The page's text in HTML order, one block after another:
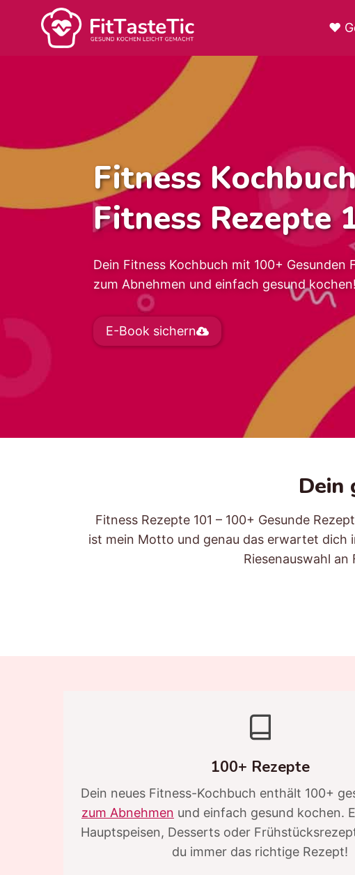
springen
♥
Fitness
Fitness Rezepte
Dein Fitness Kochbuch mit 100+ Gesunden
zum Abnehmen und einfach gesund kochen!
E-Book sichern
Dein
Fitness Rezepte 101 – 100+ Gesunde
ist mein Motto und genau das erwartet dich
Riesenauswahl an
100+ Rezepte
Dein neues Fitness-Kochbuch enthält 100+
zum Abnehmen und einfach gesund kochen.
Hauptspeisen, Desserts oder
du immer das richtige Rezept!